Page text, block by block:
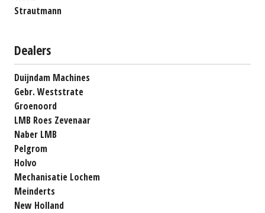
Strautmann
Dealers
Duijndam Machines
Gebr. Weststrate
Groenoord
LMB Roes Zevenaar
Naber LMB
Pelgrom
Holvo
Mechanisatie Lochem
Meinderts
New Holland